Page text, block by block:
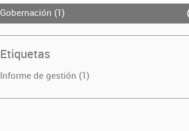
Gobernación (1)
Etiquetas
Informe de gestión (1)